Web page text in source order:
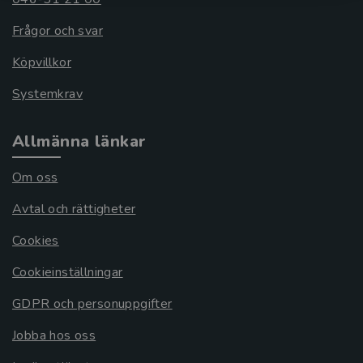
Frågor och svar
Köpvillkor
Systemkrav
Allmänna länkar
Om oss
Avtal och rättigheter
Cookies
Cookieinställningar
GDPR och personuppgifter
Jobba hos oss